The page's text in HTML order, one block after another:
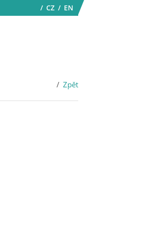
CZ EN
Zpět